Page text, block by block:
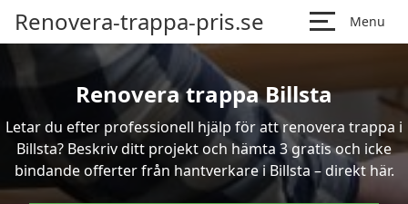
Renovera-trappa-pris.se Menu
Renovera trappa Billsta
Letar du efter professionell hjälp för att renovera trappa i
Billsta? Beskriv ditt projekt och hämta 3 gratis och icke
bindande offerter från hantverkare i Billsta – direkt här.